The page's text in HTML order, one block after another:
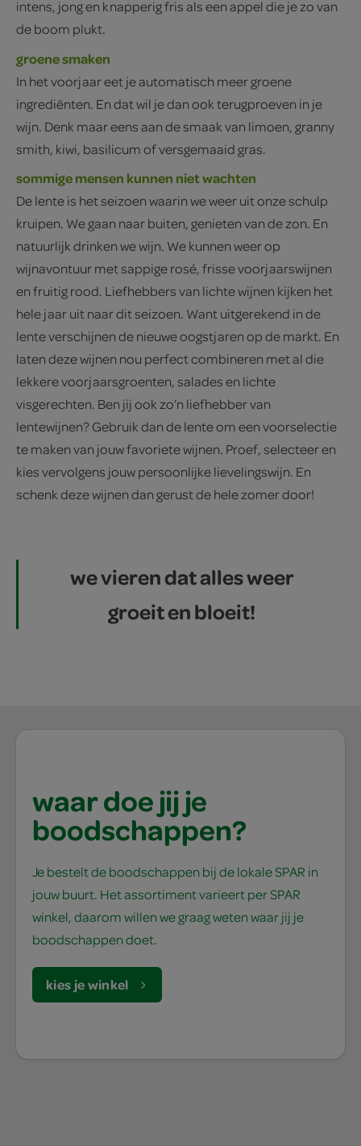
intens, jong en knapperig fris als een appel die je zo van
de boom plukt.
groene smaken
In het voorjaar eet je automatisch meer groene
ingrediënten. En dat wil je dan ook terugproeven in je
wijn. Denk maar eens aan de smaak van limoen, granny
smith, kiwi, basilicum of versgemaaid gras.
sommige mensen kunnen niet wachten
De lente is het seizoen waarin we weer uit onze schulp
kruipen. We gaan naar buiten, genieten van de zon. En
natuurlijk drinken we wijn. We kunnen weer op
wijnavontuur met sappige rosé, frisse voorjaarswijnen
en fruitig rood. Liefhebbers van lichte wijnen kijken het
hele jaar uit naar dit seizoen. Want uitgerekend in de
lente verschijnen de nieuwe oogstjaren op de markt. En
laten deze wijnen nou perfect combineren met al die
lekkere voorjaarsgroenten, salades en lichte
visgerechten. Ben jij ook zo’n liefhebber van
lentewijnen? Gebruik dan de lente om een voorselectie
te maken van jouw favoriete wijnen. Proef, selecteer en
kies vervolgens jouw persoonlijke lievelingswijn. En
schenk deze wijnen dan gerust de hele zomer door!
we vieren dat alles weer
groeit en bloeit!
waar doe jij je
boodschappen?
Je bestelt de boodschappen bij de lokale SPAR in
jouw buurt. Het assortiment varieert per SPAR
winkel, daarom willen we graag weten waar jij je
boodschappen doet.
kies je winkel